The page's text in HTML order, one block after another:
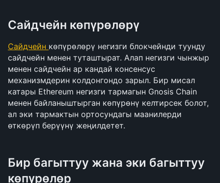
Сайдчейн көпүрөлөрү
Сайдчейн көпүрөлөрү негизги блокчейнди туунду
сайдчейн менен туташтырат. Алап негизги чынжыр
менен сайдчейн ар кандай консенсус
механизмдерин колдонгондо зарыл. Бир мисал
катары Ethereum негизги тармагын Gnosis Chain
менен байланыштырган көпүрөнү келтирсек болот,
ал эки тармактын ортосундагы маанилерди
өткөрүп берүүнү жеңилдетет.
Бир багыттуу жана эки багыттуу
көпүрөлөр